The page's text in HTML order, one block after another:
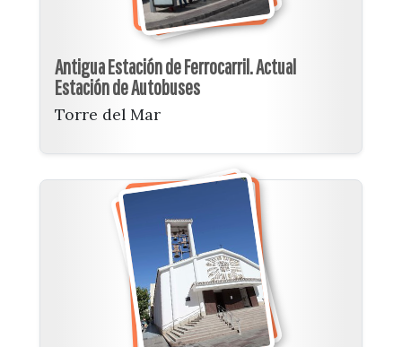
Antigua Estación de Ferrocarril. Actual
Estación de Autobuses
Torre del Mar